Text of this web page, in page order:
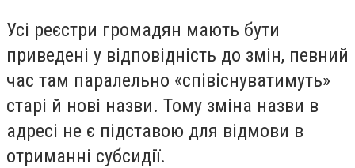
Усі реєстри громадян мають бути
приведені у відповідність до змін, певний
час там паралельно «співіснуватимуть»
старі й нові назви. Тому зміна назви в
адресі не є підставою для відмови в
отриманні субсидії.